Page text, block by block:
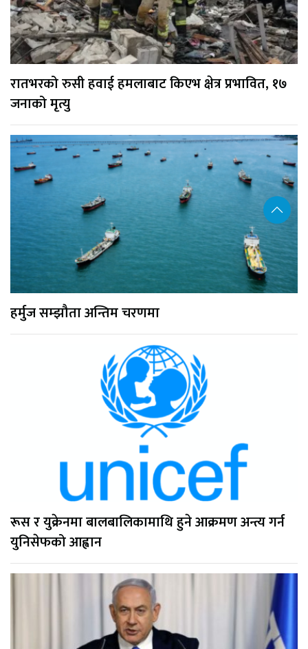
रातभरको रुसी हवाई हमलाबाट किएभ क्षेत्र प्रभावित, १७
जनाको मृत्यु
हर्मुज सम्झौता अन्तिम चरणमा
रूस र युक्रेनमा बालबालिकामाथि हुने आक्रमण अन्त्य गर्न
युनिसेफको आह्वान